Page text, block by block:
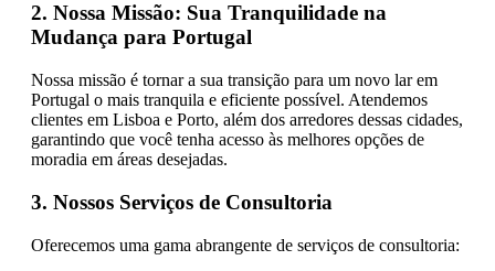
2. Nossa Missão: Sua Tranquilidade na
Mudança para Portugal
Nossa missão é tornar a sua transição para um novo lar em
Portugal o mais tranquila e eficiente possível. Atendemos
clientes em Lisboa e Porto, além dos arredores dessas cidades,
garantindo que você tenha acesso às melhores opções de
moradia em áreas desejadas.
3. Nossos Serviços de Consultoria
Oferecemos uma gama abrangente de serviços de consultoria: